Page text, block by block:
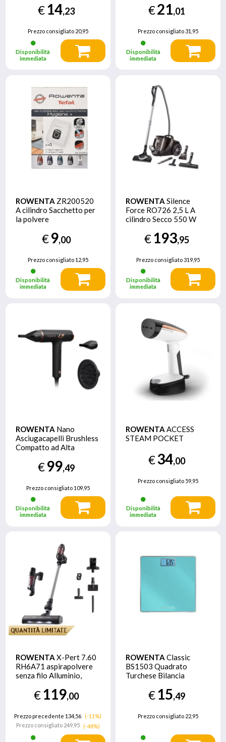
€14,23
Prezzo consigliato20,95
Disponibilità
immediata
€21,01
Prezzo consigliato31,95
Disponibilità
immediata
ROWENTA ZR200520
A cilindro Sacchetto per
la polvere
€9,00
Prezzo consigliato12,95
Disponibilità
immediata
ROWENTA Silence
Force RO726 2,5 L A
cilindro Secco 550 W
€193,95
Prezzo consigliato319,95
Disponibilità
immediata
ROWENTA Nano
Asciugacapelli Brushless
Compatto ad Alta
Antistatici e Sensore di
Temperatura per Capelli
Setosi e Luminosi, 3
Impostazioni di
Velocita/Temperatura,
HY8310
€99,49
Prezzo consigliato109,95
Disponibilità
immediata
ROWENTA ACCESS
STEAM POCKET
€34,00
Prezzo consigliato 59,95
Disponibilità
immediata
ROWENTA X-Pert 7.60
RH6A71 aspirapolvere
senza filo Alluminio,
€119,00
Prezzo precedente 134,56
(-11%)
Prezzo consigliato249,95 (-48%)
ROWENTA Classic
BS1503 Quadrato
Turchese Bilancia
€15,49
Prezzo consigliato 22,95